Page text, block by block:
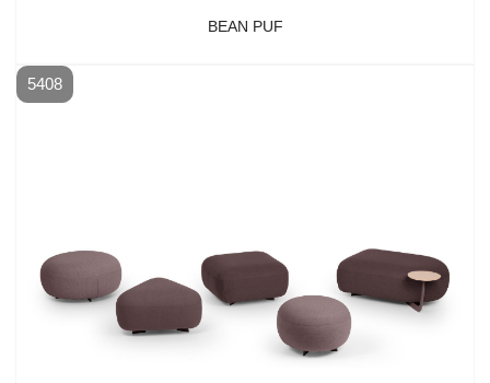
BEAN PUF
5408